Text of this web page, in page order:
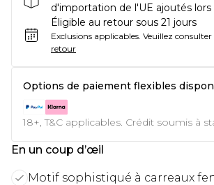
d'importation de l'UE ajoutés
Éligible au retour sous 21 jours
Exclusions applicables. Veuillez
retour
Options de paiement flexibles
18+, T&C applicables. Crédit soumis à
En un coup d’œil
Motif sophistiqué à carreaux